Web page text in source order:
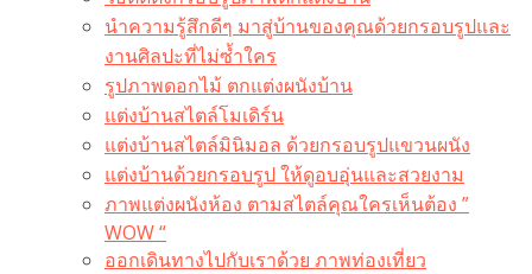
นำความรู้สึกดีๆ มาสู่บ้านของคุณด้วยกรอบรูปและ
งานศิลปะที่ไม่ซ้ำใคร
รูปภาพดอกไม้ ตกแต่งผนังบ้าน
แต่งบ้านสไตล์โมเดิร์น
แต่งบ้านสไตล์มินิมอล ด้วยกรอบรูปแขวนผนัง
แต่งบ้านด้วยกรอบรูป ให้ดูอบอุ่นและสวยงาม
ภาพแต่งผนังห้อง ตามสไตล์คุณใครเห็นต้อง ”
WOW “
ออกเดินทางไปกับเราด้วย ภาพท่องเที่ยว